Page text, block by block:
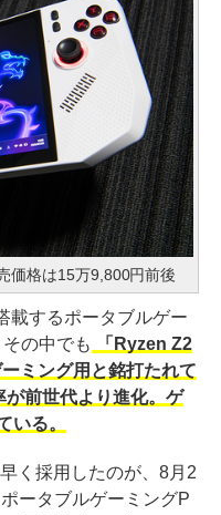
価格は15万9,800円前後
するポータブルゲー
の中でも
「Ryzen Z2
ミング用と銘打たれて
前世代より進化。ゲ
いる。
く採用したのが、8月2
ータブルゲーミングP